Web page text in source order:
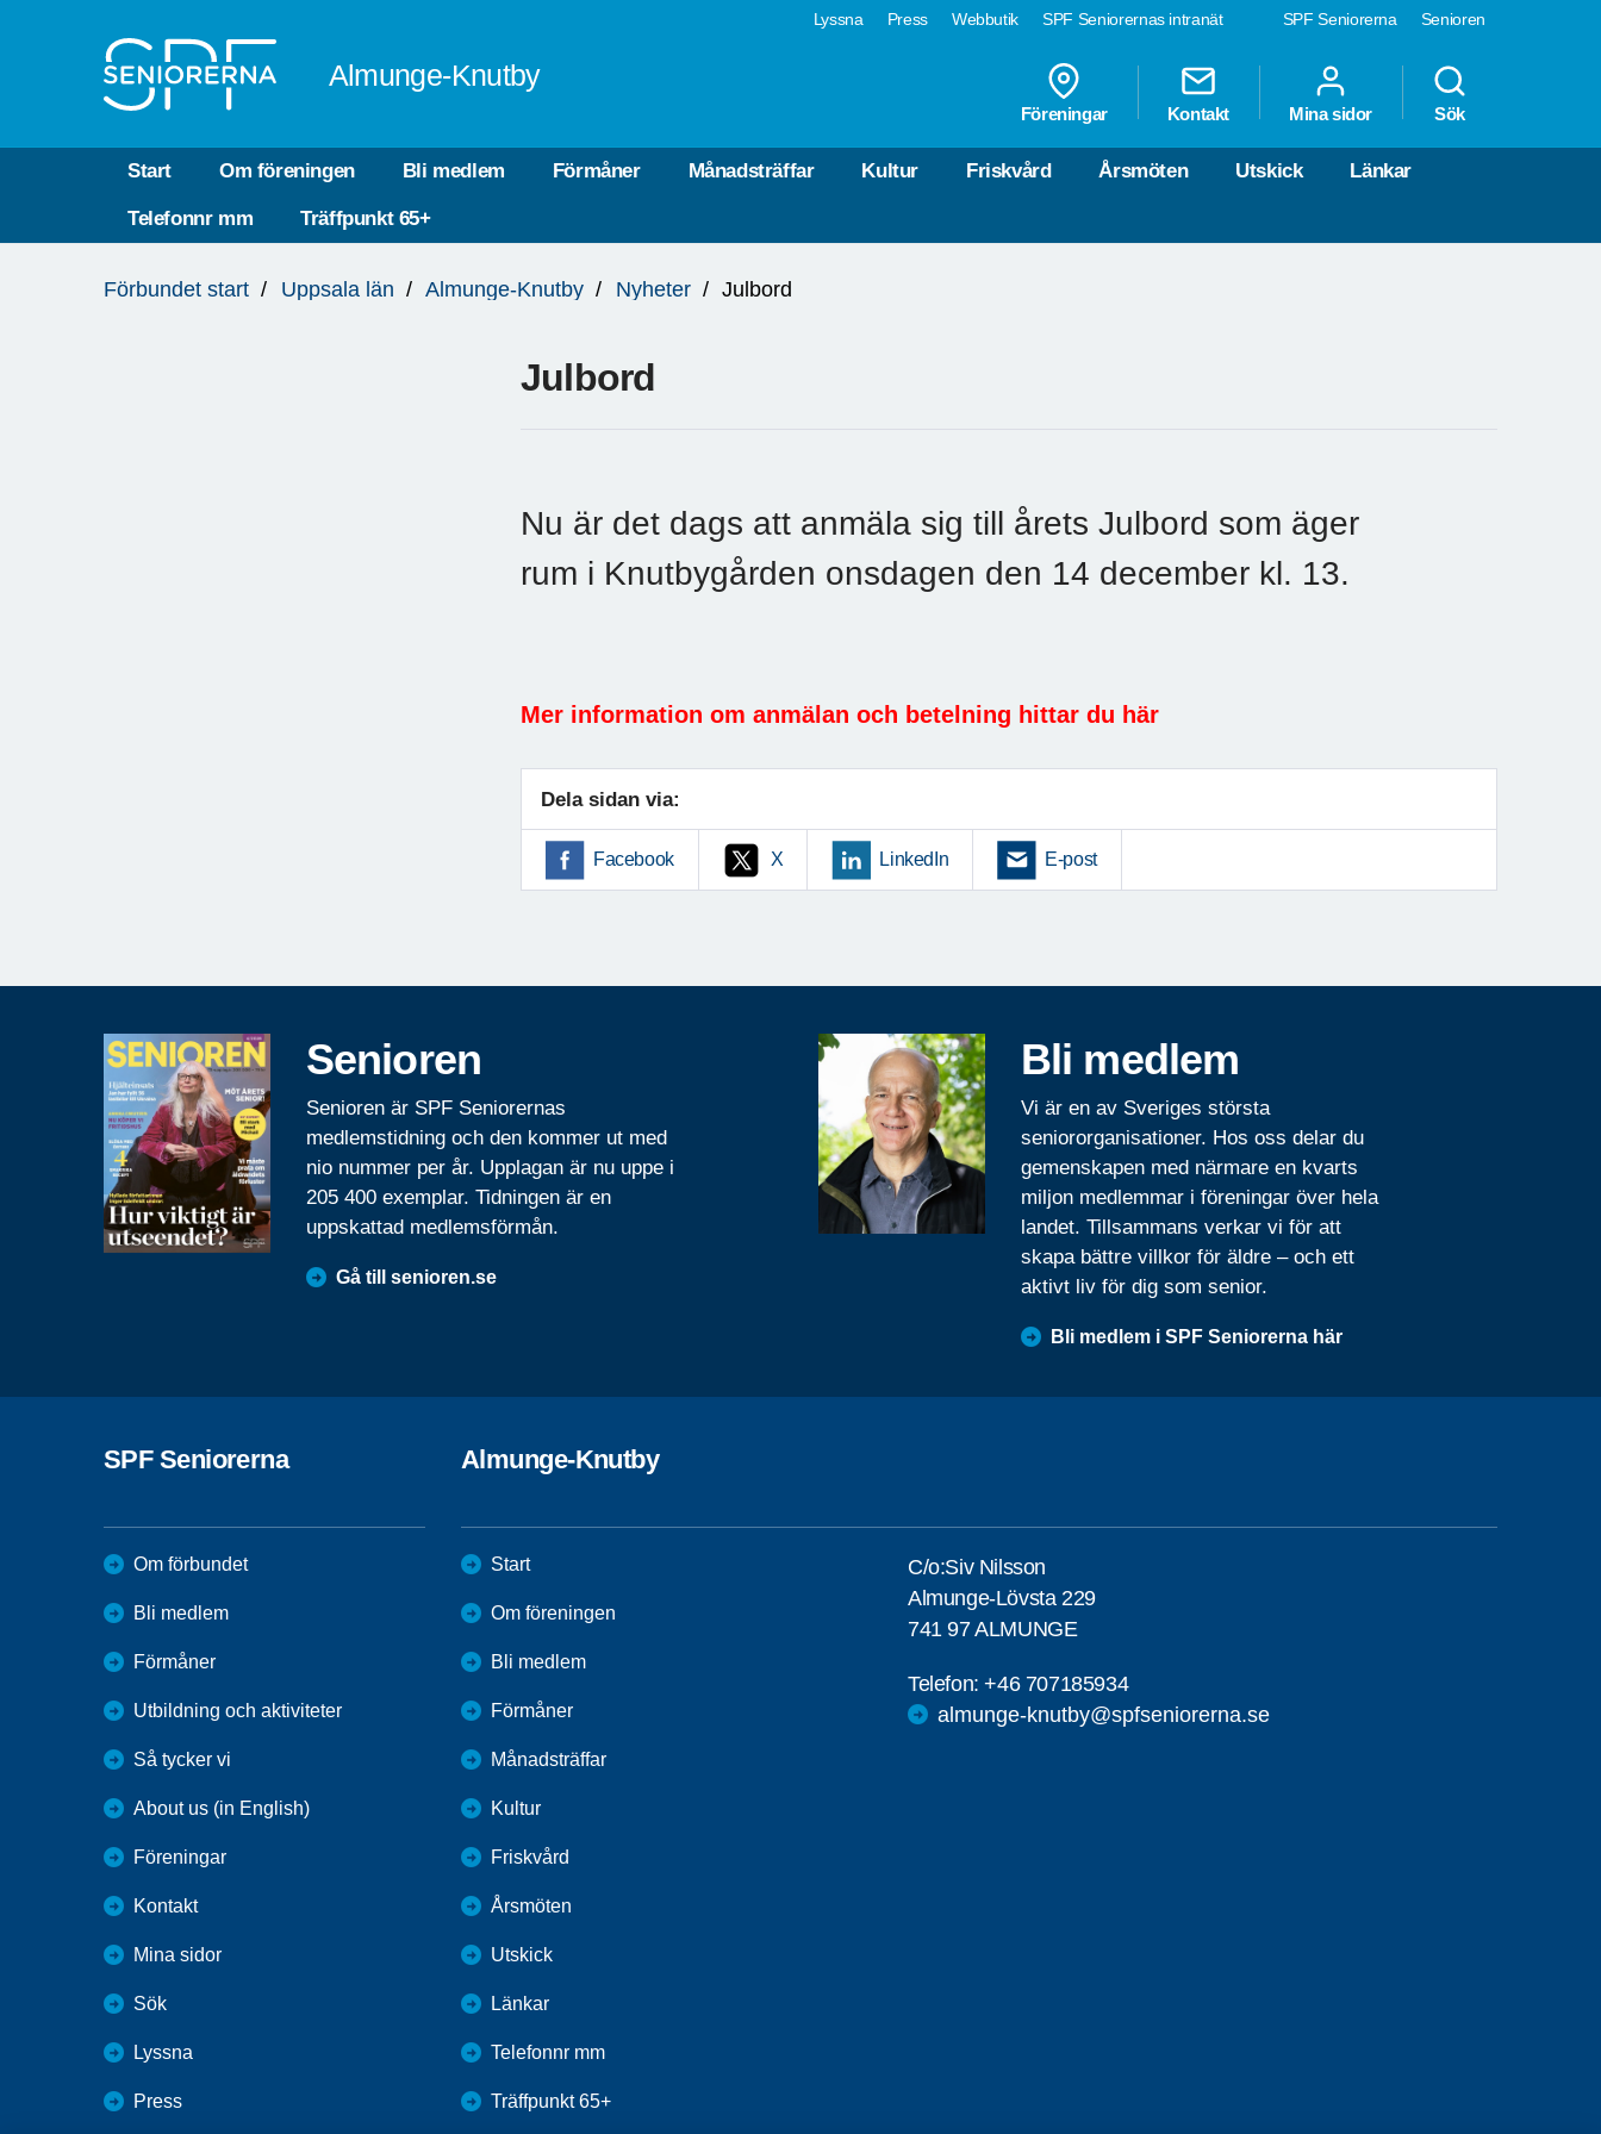
SPF Seniorerna Senioren
Lyssna Press Webbutik SPF Seniorernas intranät
Almunge-Knutby
Föreningar Kontakt Mina sidor Sök
Start Om föreningen Bli medlem Förmåner Månadsträffar Kultur Friskvård Årsmöten Utskick Länkar
Telefonnr mm Träffpunkt 65+
är
Förbundet start Uppsala län Almunge-Knutby Nyheter Julbord
Julbord
Nu är det dags att anmäla sig till årets Julbord som äger
rum i Knutbygården onsdagen den 14 december kl. 13.
Mer information om anmälan och betelning hittar du här
Dela sidan via:
Facebook X LinkedIn E-post
Senioren
Senioren är SPF Seniorernas
medlemstidning och den kommer ut med
nio nummer per år. Upplagan är nu uppe i
205 400 exemplar. Tidningen är en
uppskattad medlemsförmån.
Gå till senioren.se
Bli medlem
Vi är en av Sveriges största
seniororganisationer. Hos oss delar du
gemenskapen med närmare en kvarts
miljon medlemmar i föreningar över hela
landet. Tillsammans verkar vi för att
skapa bättre villkor för äldre – och ett
aktivt liv för dig som senior.
Bli medlem i SPF Seniorerna här
SPF Seniorerna
Om förbundet
Bli medlem
Förmåner
Utbildning och aktiviteter
Så tycker vi
About us (in English)
Föreningar
Kontakt
Mina sidor
Sök
Lyssna
Press
Almunge-Knutby
Start
Om föreningen
Bli medlem
Förmåner
Månadsträffar
Kultur
Friskvård
Årsmöten
Utskick
Länkar
Telefonnr mm
Träffpunkt 65+
C/o:Siv Nilsson
Almunge-Lövsta 229
741 97 ALMUNGE
Telefon:+46 707185934
almunge-knutby@spfseniorerna.se